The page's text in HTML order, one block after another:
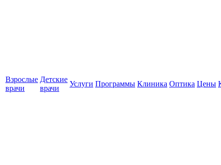
Взрослые
врачи
Детские
врачи
Услуги Программы Клиника Оптика Цены